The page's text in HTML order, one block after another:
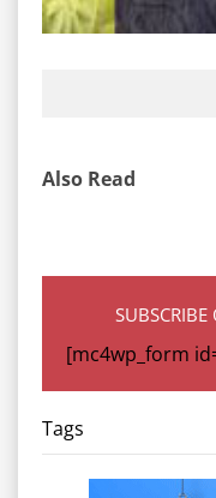
Also Read
SUBSCRIBE
[mc4wp_form
Tags